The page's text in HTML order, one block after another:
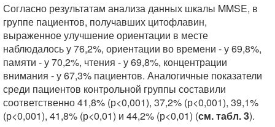
Согласно результатам анализа данных шкалы MMSE, в
группе пациентов, получавших цитофлавин,
выраженное улучшение ориентации в месте
наблюдалось у 76,2%, ориентации во времени - у 69,8%,
памяти - у 70,2%, чтения - у 69,8%, концентрации
внимания - у 67,3% пациентов. Аналогичные показатели
среди пациентов контрольной группы составили
соответственно 41,8% (р<0,001), 37,2% (р<0,001), 39,1%
(р<0,001), 41,8% (р<0,01) и 44,2% (р<0,01) (см. табл. 3).